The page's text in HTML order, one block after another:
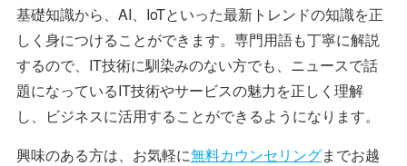
基礎知識から、AI、IoTといった最新トレンドの知識を正
しく身につけることができます。専門用語も丁寧に解説
するので、IT技術に馴染みのない方でも、ニュースで話
題になっているIT技術やサービスの魅力を正しく理解
し、ビジネスに活用することができるようになります。
興味のある方は、お気軽に無料カウンセリングまでお越